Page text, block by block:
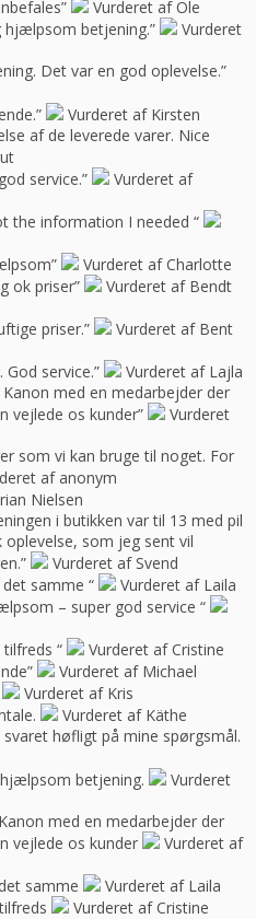
Vurderet af Ole
hjælpsom betjening.”
Vurderet
Det var en god oplevelse.”
Vurderet af Kirsten
af de leverede varer. Nice
service.”
Vurderet af
the information I needed “
Vurderet af Charlotte
ok priser”
Vurderet af Bendt
priser.”
Vurderet af Bent
service.”
Vurderet af Lajla
med en medarbejder der
vejlede os kunder”
Vurderet
som vi kan bruge til noget. For
af anonym
Nielsen
i butikken var til 13 med pil
som jeg sent vil
Vurderet af Svend
samme “
Vurderet af Laila
– super god service “
tilfreds “
Vurderet af Cristine
Vurderet af Michael
Vurderet af Kris
Vurderet af Käthe
høfligt på mine spørgsmål.
betjening.
Vurderet
med en medarbejder der
vejlede os kunder
Vurderet af
samme
Vurderet af Laila
Vurderet af Cristine